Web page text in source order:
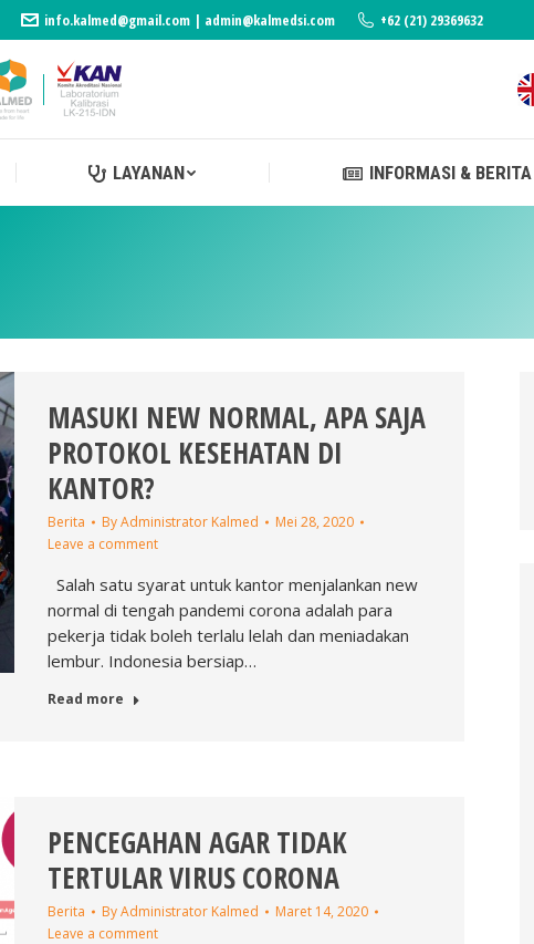
info.kalmed@gmail.com | admin@kalmedsi.com +62 (21) 29369632
LAYANAN INFORMASI & BERITA
MASUKI NEW NORMAL, APA SAJA
PROTOKOL KESEHATAN DI
KANTOR?
Berita ByAdministrator Kalmed
Mei 28, 2020
Leave a comment
Salah satu syarat untuk kantor menjalankan new
normal di tengah pandemi corona adalah para
pekerja tidak boleh terlalu lelah dan meniadakan
lembur. Indonesia bersiap…
Read more
PENCEGAHAN AGAR TIDAK
TERTULAR VIRUS CORONA
Berita ByAdministrator Kalmed
Maret 14, 2020
Leave a comment
LAYANAN INFORMASI & BERITA